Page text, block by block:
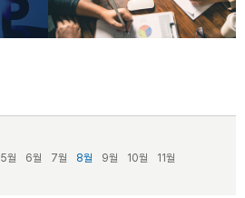
5월 6월 7월 8월 9월 10월
11월